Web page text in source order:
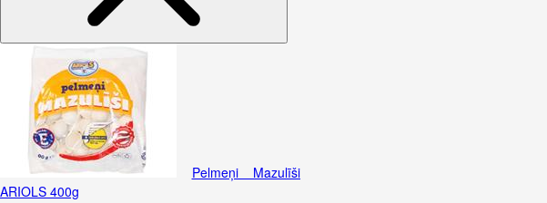
Pelmeņi Mazulīši
ARIOLS 400g